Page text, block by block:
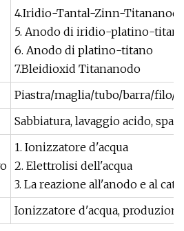
4.Iridio-Tantal-Zinn-
5. Anodo di iridio-platino-
6. Anodo di platino-titano
7.Bleidioxid Titananodo
Piastra/maglia/tubo/barra/filo/
Sabbiatura, lavaggio acido,
1. Ionizzatore d'acqua
2. Elettrolisi dell'acqua
3. La reazione all'anodo e al
Ionizzatore d'acqua,